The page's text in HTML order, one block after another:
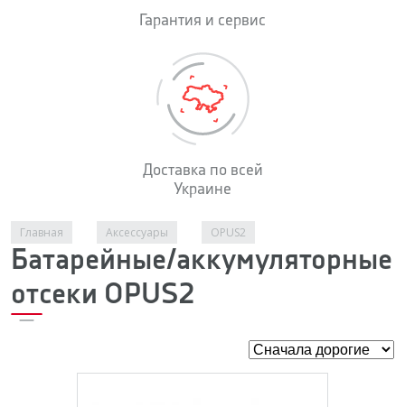
Гарантия и сервис
Доставка по всей
Украине
Вы здесь
Главная Аксессуары OPUS2
Батарейные/аккумуляторные
отсеки OPUS2